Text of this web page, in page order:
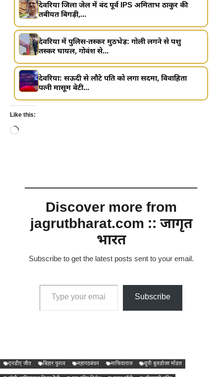
देवरिया जिला जेल में बंद पूर्व IPS अमिताभ ठाकुर की
तबीयत बिगड़ी,...
देवरिया में पुलिस-तस्कर मुठभेड़: गोली लगने से पशु
तस्कर घायल, गोवंश से...
देवरिया: सऊदी से लौटे पति को लगा सदमा, विवाहिता
पत्नी मासूम बेटी...
Like this:
Loading…
Discover more from
jagrutbharat.com :: जागृत
भारत
Subscribe to get the latest posts sent to your email.
Type your email…
Subscribe
एनडीए जीत बिहार चुनाव महागठबंधन माफियाराज यूपी बुलडोजर मॉडल